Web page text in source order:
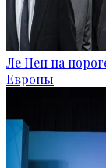
Ле Пен на
Европы